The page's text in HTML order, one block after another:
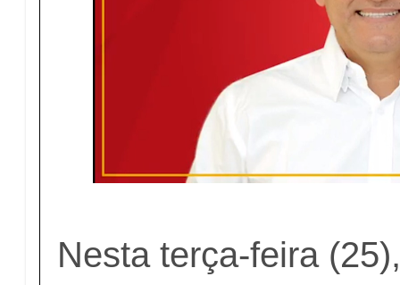
Nesta terça-feira